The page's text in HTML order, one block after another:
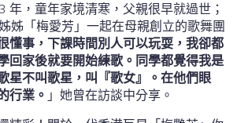
年，童年家境清寒，父親很早就過世；
姊「梅愛芳」一起在母親創立的歌舞團
懂事，下課時間別人可以玩耍，我卻都
回家後就要開始練歌。同學都覺得我是
星不叫歌星，叫『歌女』。在他們眼
行業。 」她曾在訪談中分享。